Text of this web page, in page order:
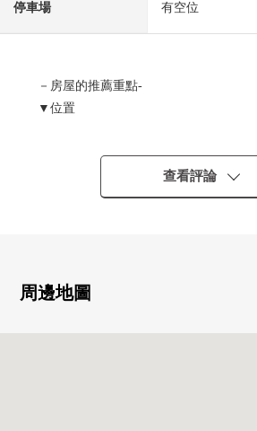
停車場 有空位
－房屋的推薦重點-
▼位置
・ 私人使用面積約89.76平方公尺
查看評論
周邊地圖